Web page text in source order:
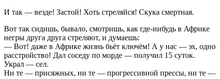
И так — везде! Застой! Хоть стреляйся! Скука смертная.
Вот так сидишь, бывало, смотришь, как где-нибудь в Африке
негры друга друга стреляют, и думаешь:
— Вот! даже в Африке жизнь бьёт ключём! А у нас — эх, одно
расстройство! Дал соседу по морде — получил 15 суток.
Украл — сел.
Ни те — присяжных, ни те — прогрессивной прессы, ни те —